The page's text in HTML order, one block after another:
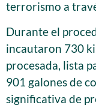
terrorismo a
Durante el
incautaron 730
procesada, lista
901 galones de
significativa de